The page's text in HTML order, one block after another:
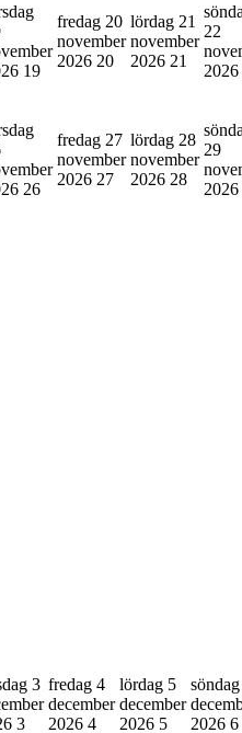
19
fredag 20
november
2026 20
lördag 21
november
2026 21
22
2026
26
fredag 27
november
2026 27
lördag 28
november
2026 28
29
2026
3
3
fredag 4
december
2026 4
lördag 5
december
2026 5
2026 6